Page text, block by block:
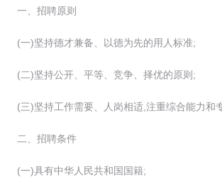
一、招聘原则
(一)坚持德才兼备、以德为先的用人标准;
(二)坚持公开、平等、竞争、择优的原则;
(三)坚持工作需要、人岗相适,注重综合能力和
二、招聘条件
(一)具有中华人民共和国国籍;